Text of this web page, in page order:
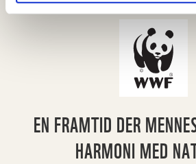
EN FRAMTID DER
HARMONI MED